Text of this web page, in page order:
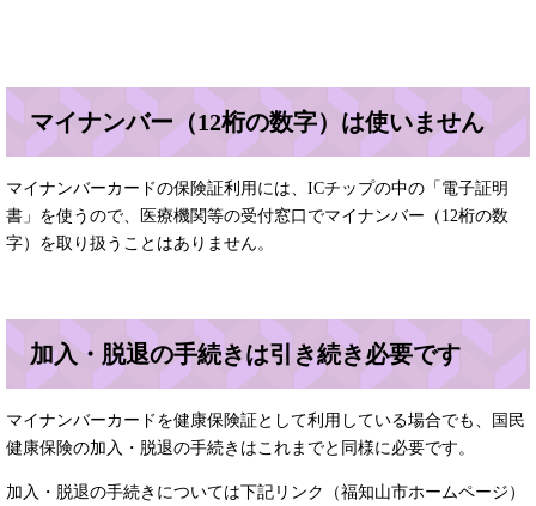
マイナンバー（12桁の数字）は使いません
マイナンバーカードの保険証利用には、ICチップの中の「電子証明
書」を使うので、医療機関等の受付窓口でマイナンバー（12桁の数
字）を取り扱うことはありません。
加入・脱退の手続きは引き続き必要です
マイナンバーカードを健康保険証として利用している場合でも、国民
健康保険の加入・脱退の手続きはこれまでと同様に必要です。
加入・脱退の手続きについては下記リンク（福知山市ホームページ）